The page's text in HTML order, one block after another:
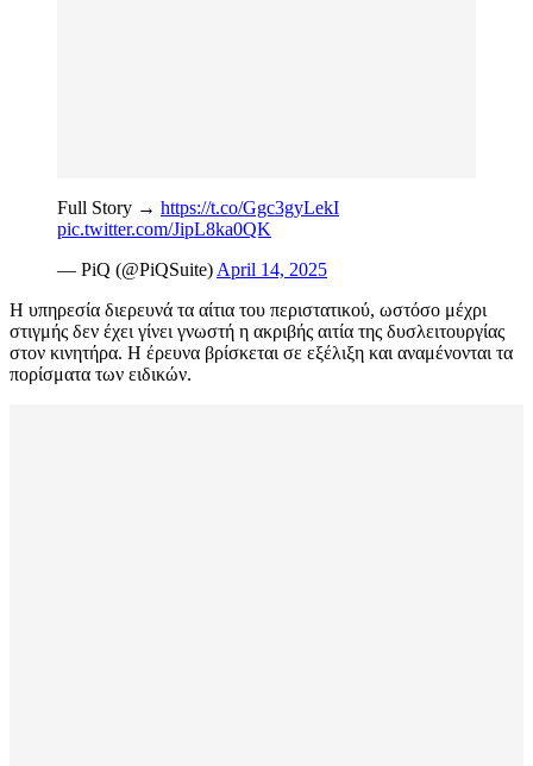
Full Story → https://t.co/Ggc3gyLekI
pic.twitter.com/JipL8ka0QK
— PiQ (@PiQSuite) April 14, 2025
Η υπηρεσία διερευνά τα αίτια του περιστατικού, ωστόσο μέχρι
στιγμής δεν έχει γίνει γνωστή η ακριβής αιτία της δυσλειτουργίας
στον κινητήρα. Η έρευνα βρίσκεται σε εξέλιξη και αναμένονται τα
πορίσματα των ειδικών.